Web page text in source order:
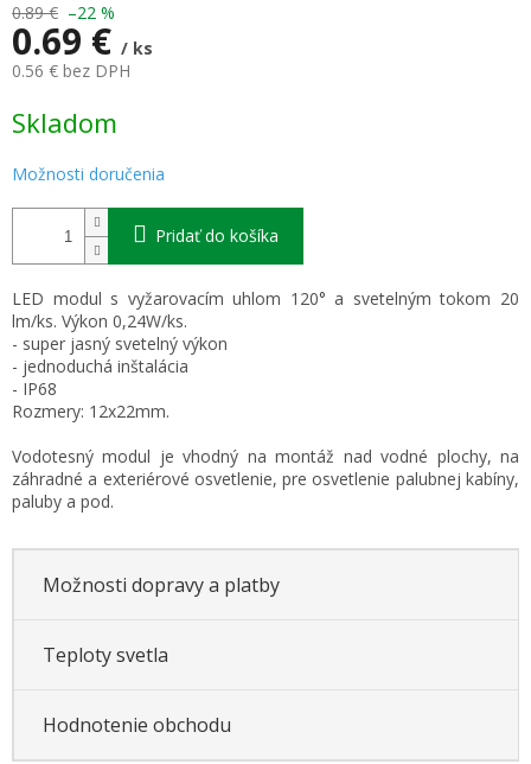
0.89 € –22 %
0.69 € / ks
0.56 € bez DPH
cena:
Skladom
Možnosti doručenia
Pridať do košíka
LED modul s vyžarovacím uhlom 120° a svetelným tokom 20
lm/ks. Výkon 0,24W/ks.
- super jasný svetelný výkon
- jednoduchá inštalácia
- IP68
Rozmery: 12x22mm.
Vodotesný modul je vhodný na montáž nad vodné plochy, na
záhradné a exteriérové osvetlenie, pre osvetlenie palubnej kabíny,
paluby a pod.
Možnosti dopravy a platby
Teploty svetla
Hodnotenie obchodu